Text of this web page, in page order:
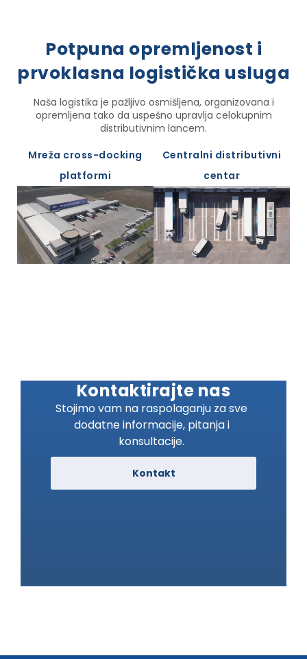
Potpuna opremljenost i
prvoklasna logistička usluga
Naša logistika je pažljivo osmišljena, organizovana i
opremljena tako da uspešno upravlja celokupnim
distributivnim lancem.
Mreža cross-docking
platformi
Centralni distributivni
centar
Kontaktirajte nas
Stojimo vam na raspolaganju za sve
dodatne informacije, pitanja i
konsultacije.
Kontakt